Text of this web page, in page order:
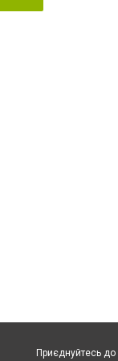
Приєднуйтесь до